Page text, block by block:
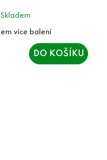
Skladem
DO KOŠÍKU